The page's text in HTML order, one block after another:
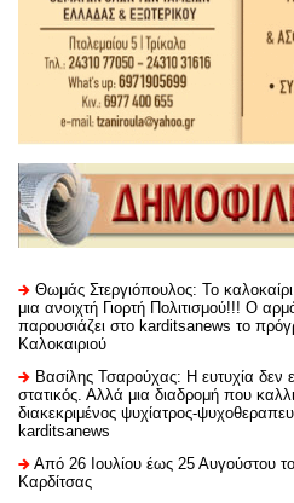
Θωμάς Στεργιόπουλος: Το
μια ανοιχτή Γιορτή Πολιτισμού!!! Ο
παρουσιάζει στο karditsanews το
Καλοκαιριού
Βασίλης Τσαρούχας: Η ευτυχία δεν
στατικός. Αλλά μια διαδρομή που
διακεκριμένος ψυχίατρος-
karditsanews
Από 26 Ιουλίου έως 25 Αυγούστου
Καρδίτσας